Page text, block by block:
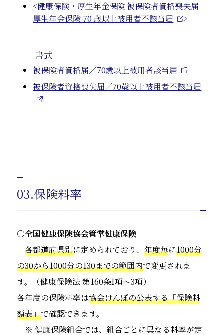
<健康保険・厚生年金保険 被保険者資格喪失届
厚生年金保険 70 歳以上被用者不該当届
>
書式
被保険者資格届／70歳以上被用者該当届
被保険者資格喪失届／70歳以上被用者不該当届
03.保険料率
○全国健康保険協会管掌健康保険
各都道府県別に定められており、年度毎に1000分
の30から1000分の130までの範囲内で変更されま
す。（健康保険法 第160条1項～3項）
各年度の保険料率は協会けんぽの公表する「保険料
額表」で確認できます。
※ 健康保険組合では、組合ごとに異なる料率が定